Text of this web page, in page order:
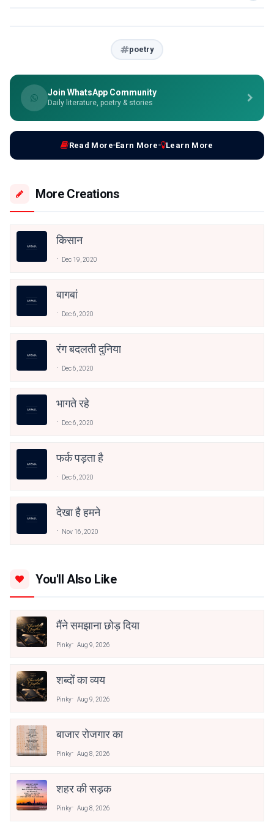
poetry
Join WhatsApp Community
Daily literature, poetry & stories
Read More Earn More Learn More
More Creations
किसान
Dec 19, 2020
बागबां
Dec 6, 2020
रंग बदलती दुनिया
Dec 6, 2020
भागते रहे
Dec 6, 2020
फर्क पड़ता है
Dec 6, 2020
देखा है हमने
Nov 16, 2020
You'll Also Like
मैंने समझाना छोड़ दिया
Pinky Aug 9, 2026
शब्दों का व्यय
Pinky Aug 9, 2026
बाजार रोजगार का
Pinky Aug 8, 2026
शहर की सड़क
Pinky Aug 8, 2026